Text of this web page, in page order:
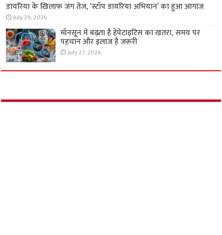
August 4, 2026
डायरिया के खिलाफ जंग तेज, ‘स्टॉप डायरिया अभियान’
का हुआ आगाज
July 29, 2026
मॉनसून में बढ़ता है हेपेटाइटिस का खतरा, समय पर